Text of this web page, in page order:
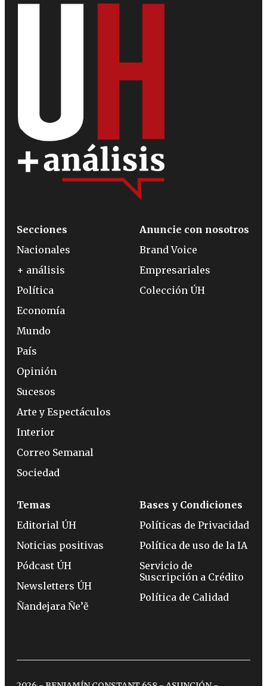
Secciones
Nacionales
+ análisis
Política
Economía
Mundo
País
Opinión
Sucesos
Arte y Espectáculos
Interior
Correo Semanal
Sociedad
Anuncie con nosotros
Brand Voice
Empresariales
Colección ÚH
Temas
Editorial ÚH
Noticias positivas
Pódcast ÚH
Newsletters ÚH
Ñandejara Ñe’ẽ
Bases y Condiciones
Políticas de Privacidad
Política de uso de la IA
Servicio de
Suscripción a Crédito
Política de Calidad